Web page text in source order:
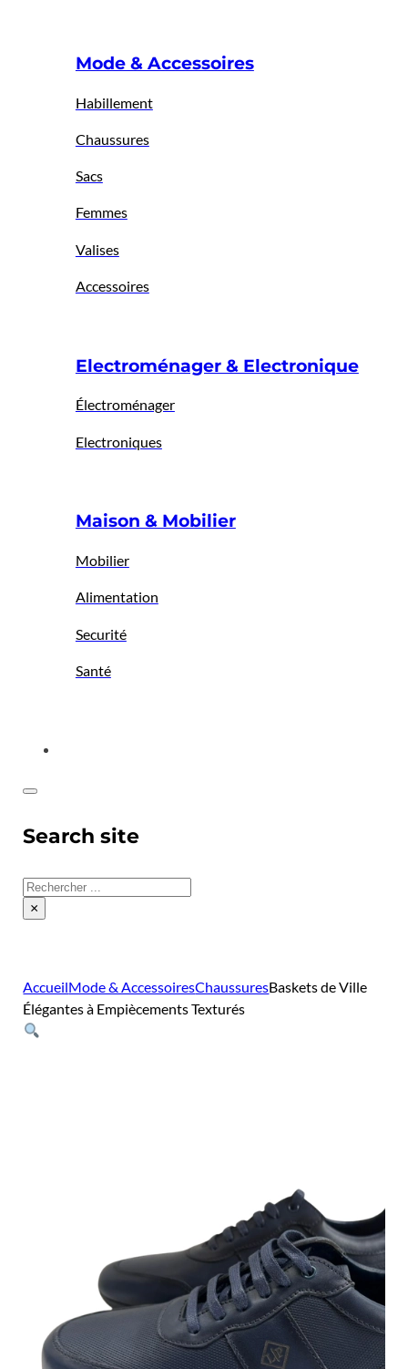
Mode & Accessoires
Habillement
Chaussures
Sacs
Femmes
Valises
Accessoires
Electroménager & Electronique
Électroménager
Electroniques
Maison & Mobilier
Mobilier
Alimentation
Securité
Santé
Search site
Rechercher
×
AccueilMode & AccessoiresChaussuresBaskets de Ville
Élégantes à Empiècements Texturés